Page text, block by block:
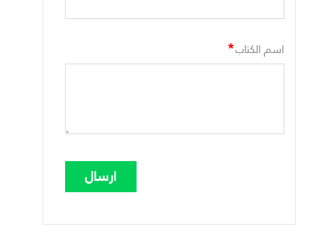
اسم الكتاب*